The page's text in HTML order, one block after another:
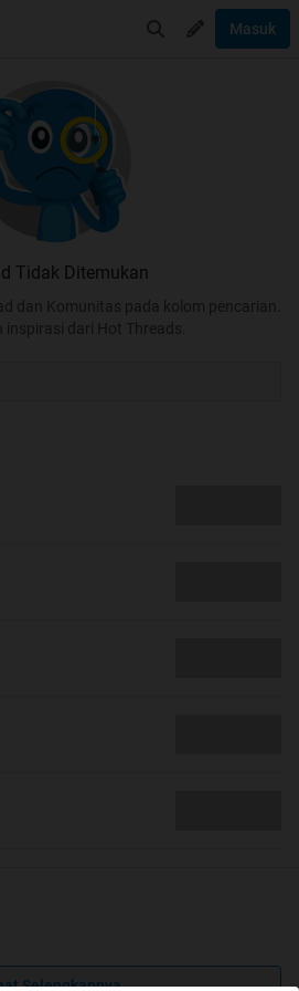
Masuk
Tidak Ditemukan
dan Komunitas pada kolom pencarian.
inspirasi dari Hot Threads.
Selengkapnya